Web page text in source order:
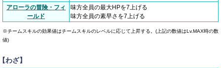
アローラの冒険・フィ
ールド
味方全員の最大HPを7上げる
味方全員の素早さを7上げる
※チームスキルの効果値はチームスキルのレベルに応じて上昇する。(上記の数値はLv.MAX時の数
値)
わざ】